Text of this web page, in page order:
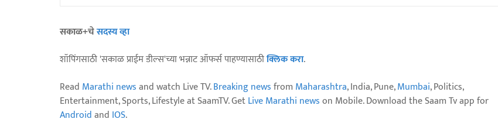
सकाळ+चेसदस्य व्हा
शॉपिंगसाठी 'सकाळ प्राईम डील्स'च्या भन्नाट ऑफर्स पाहण्यासाठीक्लिक करा.
Read Marathi newsand watch Live TV.Breaking newsfrom Maharashtra, India, Pune,Mumbai, Politics,
Entertainment, Sports, Lifestyle at SaamTV. GetLive Marathi newson Mobile. Download the Saam Tv app for
Androidand IOS.